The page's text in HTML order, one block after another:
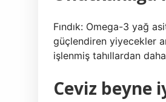
Fındık: Omega-3 yağ
güçlendiren yiyecekler
işlenmiş tahıllardan
Ceviz beyne